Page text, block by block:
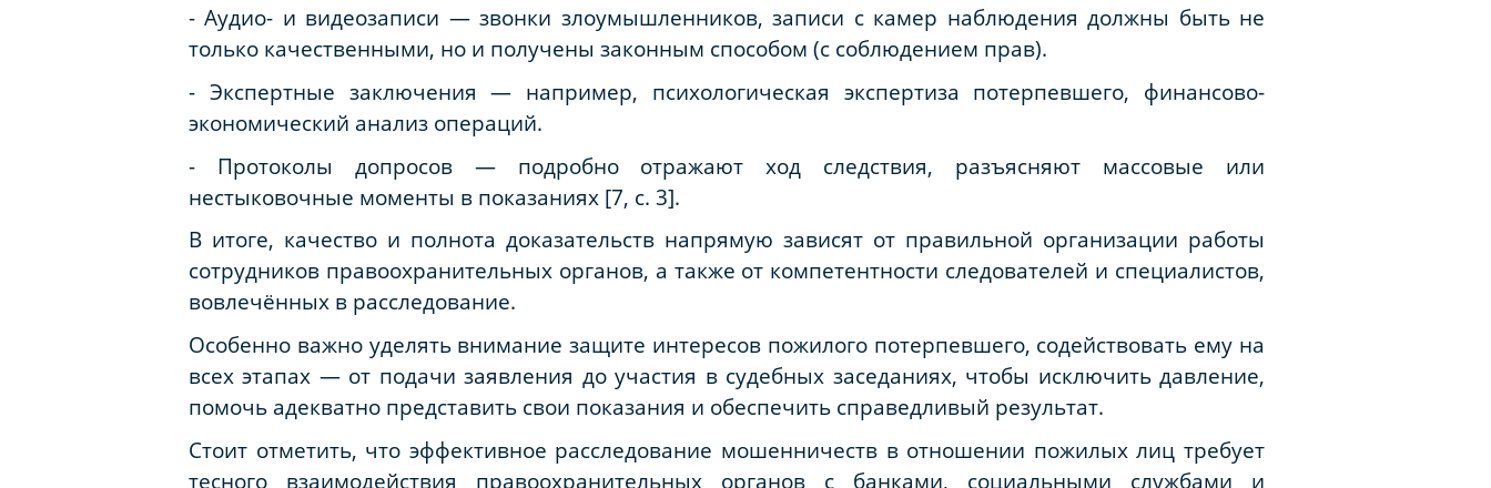
- Аудио- и видеозаписи — звонки злоумышленников, записи с камер наблюдения должны быть не
только качественными, но и получены законным способом (с соблюдением прав).
- Экспертные заключения — например, психологическая экспертиза потерпевшего, финансово-
экономический анализ операций.
- Протоколы допросов — подробно отражают ход следствия, разъясняют массовые или
нестыковочные моменты в показаниях [7, с. 3].
В итоге, качество и полнота доказательств напрямую зависят от правильной организации работы
сотрудников правоохранительных органов, а также от компетентности следователей и специалистов,
вовлечённых в расследование.
Особенно важно уделять внимание защите интересов пожилого потерпевшего, содействовать ему на
всех этапах — от подачи заявления до участия в судебных заседаниях, чтобы исключить давление,
помочь адекватно представить свои показания и обеспечить справедливый результат.
Стоит отметить, что эффективное расследование мошенничеств в отношении пожилых лиц требует
тесного взаимодействия правоохранительных органов с банками, социальными службами и